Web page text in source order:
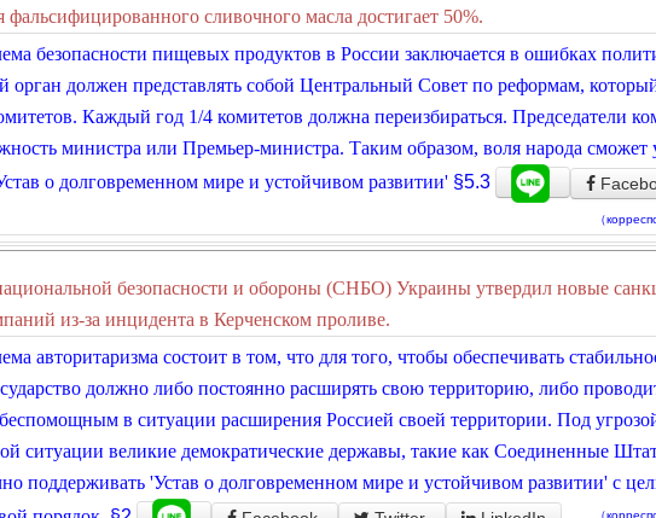
сливочного масла достигает 50%.
безопасности пищевых продуктов в России заключается в ошибках
орган должен представлять собой Центральный Совет по реформам,
Каждый год 1/4 комитетов должна переизбираться. Председатели
министра или Премьер-министра. Таким образом, воля народа сможет
о долговременном мире и устойчивом развитии' §5.3
（
безопасности и обороны (СНБО) Украины утвердил новые
из-за инцидента в Керченском проливе.
авторитаризма состоит в том, что для того, чтобы обеспечивать
должно либо постоянно расширять свою территорию, либо
беспомощным в ситуации расширения Россией своей территории. Под
ситуации великие демократические державы, такие как Соединенные
поддерживать 'Устав о долговременном мире и устойчивом развитии' с
（